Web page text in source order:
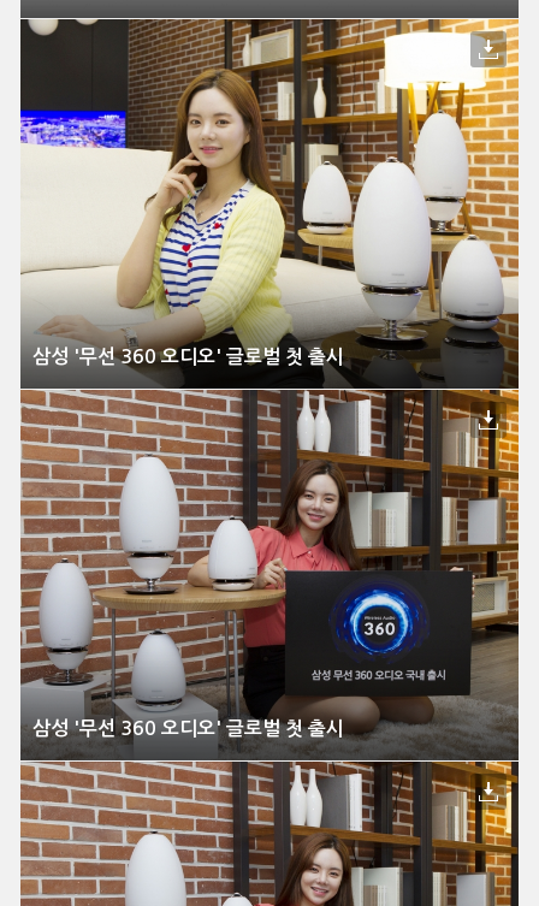
삼성 '무선 360 오디오' 글로벌 첫 출시
삼성 '무선 360 오디오' 글로벌 첫 출시